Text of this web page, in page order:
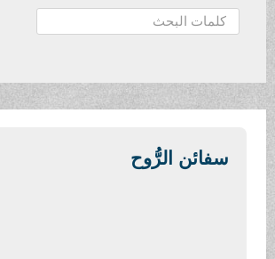
ح
ث
سفائن الرُّوح